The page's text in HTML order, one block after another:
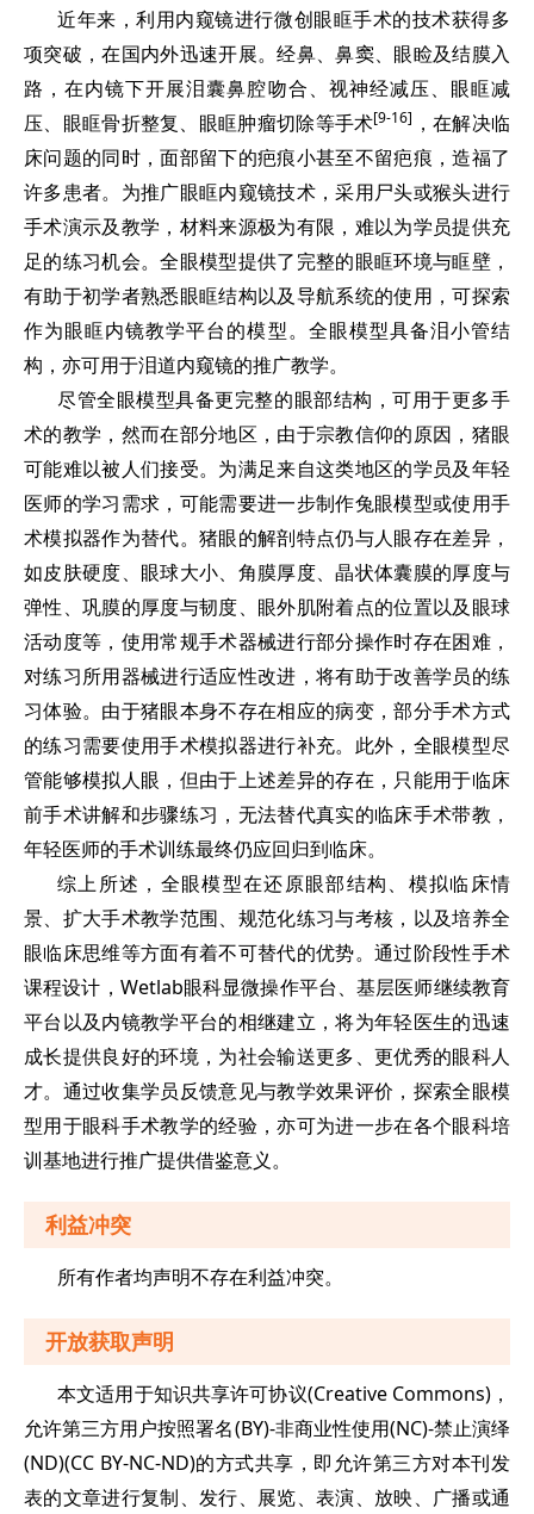
近年来，利用内窥镜进行微创眼眶手术的技术获得多
项突破，在国内外迅速开展。经鼻、鼻窦、眼睑及结膜入
路，在内镜下开展泪囊鼻腔吻合、视神经减压、眼眶减
压、眼眶骨折整复、眼眶肿瘤切除等手术[9-16] ，在解决临
床问题的同时，面部留下的疤痕小甚至不留疤痕，造福了
许多患者。为推广眼眶内窥镜技术，采用尸头或猴头进行
手术演示及教学，材料来源极为有限，难以为学员提供充
足的练习机会。全眼模型提供了完整的眼眶环境与眶壁，
有助于初学者熟悉眼眶结构以及导航系统的使用，可探索
作为眼眶内镜教学平台的模型。全眼模型具备泪小管结
构，亦可用于泪道内窥镜的推广教学。
尽管全眼模型具备更完整的眼部结构，可用于更多手
术的教学，然而在部分地区，由于宗教信仰的原因，猪眼
可能难以被人们接受。为满足来自这类地区的学员及年轻
医师的学习需求，可能需要进一步制作兔眼模型或使用手
术模拟器作为替代。猪眼的解剖特点仍与人眼存在差异，
如皮肤硬度、眼球大小、角膜厚度、晶状体囊膜的厚度与
弹性、巩膜的厚度与韧度、眼外肌附着点的位置以及眼球
活动度等，使用常规手术器械进行部分操作时存在困难，
对练习所用器械进行适应性改进，将有助于改善学员的练
习体验。由于猪眼本身不存在相应的病变，部分手术方式
的练习需要使用手术模拟器进行补充。此外，全眼模型尽
管能够模拟人眼，但由于上述差异的存在，只能用于临床
前手术讲解和步骤练习，无法替代真实的临床手术带教，
年轻医师的手术训练最终仍应回归到临床。
综上所述，全眼模型在还原眼部结构、模拟临床情
景、扩大手术教学范围、规范化练习与考核，以及培养全
眼临床思维等方面有着不可替代的优势。通过阶段性手术
课程设计，Wetlab眼科显微操作平台、基层医师继续教育
平台以及内镜教学平台的相继建立，将为年轻医生的迅速
成长提供良好的环境，为社会输送更多、更优秀的眼科人
才。通过收集学员反馈意见与教学效果评价，探索全眼模
型用于眼科手术教学的经验，亦可为进一步在各个眼科培
训基地进行推广提供借鉴意义。
利益冲突
所有作者均声明不存在利益冲突。
开放获取声明
本文适用于知识共享许可协议(Creative Commons)，
允许第三方用户按照署名(BY)-非商业性使用(NC)-禁止演绎
(ND)(CC BY-NC-ND)的方式共享，即允许第三方对本刊发
表的文章进行复制、发行、展览、表演、放映、广播或通